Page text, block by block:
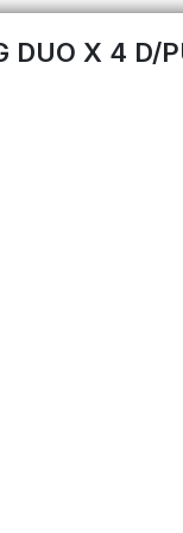
DUO X 4 D/